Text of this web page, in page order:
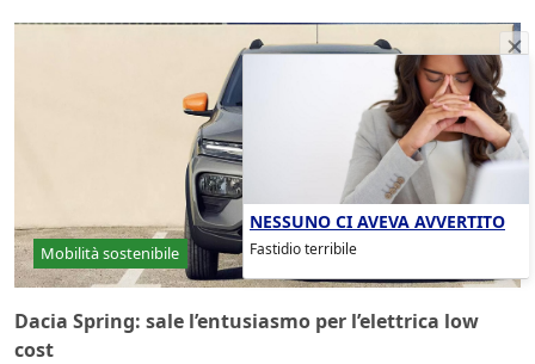
Mobilità sostenibile
Dacia Spring: sale l’entusiasmo per l’elettrica low
cost
NESSUNO CI AVEVA AVVERTITO
Fastidio terribile